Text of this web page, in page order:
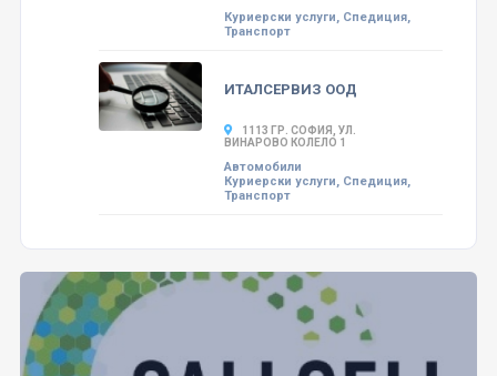
Куриерски услуги, Спедиция,
Транспорт
ИТАЛСЕРВИЗ ООД
1113 ГР. СОФИЯ, УЛ.
ВИНАРОВО КОЛЕЛО 1
Автомобили
Куриерски услуги, Спедиция,
Транспорт